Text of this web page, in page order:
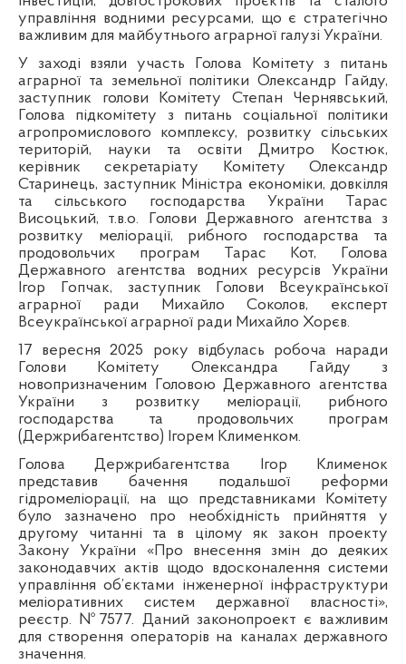
управління водними ресурсами, що є стратегічно
важливим для майбутнього аграрної галузі України.
У заході взяли участь Голова Комітету з питань
аграрної та земельної політики Олександр Гайду,
заступник голови Комітету Степан Чернявський,
Голова підкомітету з питань соціальної політики
агропромислового комплексу, розвитку сільських
територій, науки та освіти Дмитро Костюк,
керівник секретаріату Комітету Олександр
Старинець, заступник Міністра економіки, довкілля
та сільського господарства України Тарас
Висоцький, т.в.о. Голови Державного агентства з
розвитку меліорації, рибного господарства та
продовольчих програм Тарас Кот, Голова
Державного агентства водних ресурсів України
Ігор Гопчак, заступник Голови Всеукраїнської
аграрної ради Михайло Соколов, експерт
Всеукраїнської аграрної ради Михайло Хорєв.
17 вересня 2025 року відбулась робоча наради
Голови Комітету Олександра Гайду з
новопризначеним Головою Державного агентства
України з розвитку меліорації, рибного
господарства та продовольчих програм
(Держрибагентство) Ігорем Клименком.
Голова Держрибагентства Ігор Клименок
представив бачення подальшої реформи
гідромеліорації, на що представниками Комітету
було зазначено про необхідність прийняття у
другому читанні та в цілому як закон проекту
Закону України «Про внесення змін до деяких
законодавчих актів щодо вдосконалення системи
управління об’єктами інженерної інфраструктури
меліоративних систем державної власності»,
реєстр. №7577. Даний законопроект є важливим
для створення операторів на каналах державного
значення.